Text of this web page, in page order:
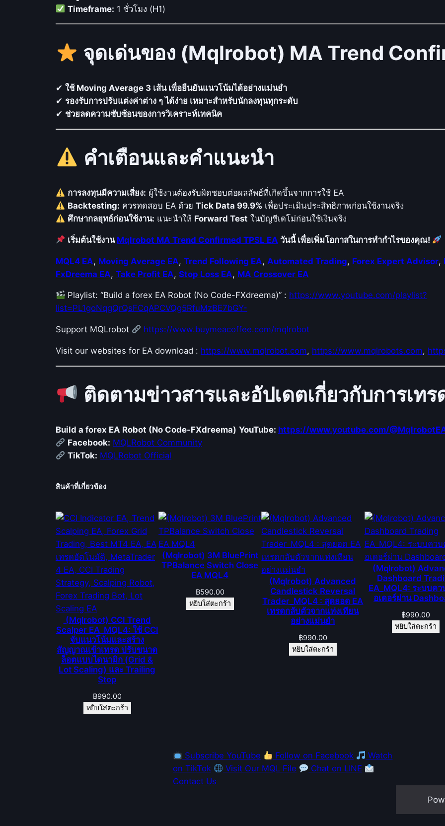
Timeframe: 1 ชั่วโมง (H1)
จุดเด่นของ (Mqlrobot) MA Trend
✔ ใช้ Moving Average 3 เส้น เพื่อยืนยันแนวโน้มได้อย่างแม่นยำ
✔ รองรับการปรับแต่งค่าต่าง ๆ ได้ง่าย เหมาะสำหรับนักลงทุนทุกระดับ
✔ ช่วยลดความซับซ้อนของการวิเคราะห์เทคนิค
คำเตือนและคำแนะนำ
การลงทุนมีความเสี่ยง: ผู้ใช้งานต้องรับผิดชอบต่อผลลัพธ์ที่เกิดขึ้นจากการใช้ EA
Backtesting: ควรทดสอบ EA ด้วยTick Data 99.9% เพื่อประเมินประสิทธิภาพก่อนใช้งานจริง
ศึกษากลยุทธ์ก่อนใช้งาน: แนะนำให้ Forward Test ในบัญชีเดโม่ก่อนใช้เงินจริง
เริ่มต้นใช้งาน Mqlrobot MA Trend Confirmed TPSL EA วันนี้ เพื่อเพิ่มโอกาสในการทำกำไรของคุณ!
MQL4 EA, Moving Average EA, Trend Following EA, Automated Trading, Forex Expert Advisor,
FxDreema EA, Take Profit EA, Stop Loss EA, MA Crossover EA
Playlist: “Build a forex EA Robot (No Code-FXdreema)” : https://www.youtube.com/playlist?
list=PL1goNqgQrQsFCqAPCVQg5RfuMzBE7bGY-
Support MQLrobot https://www.buymeacoffee.com/mqlrobot
Visit our websites for EA download : https://www.mqlrobot.com, https://www.mqlrobots.com,
ติดตามข่าวสารและอัปเดตเกี่ยวกับการเท
Build a forex EA Robot (No Code-FXdreema) YouTube: https://www.youtube.com/
Facebook: MQLRobot Community
TikTok: MQLRobot Official
สินค้าที่เกี่ยวข้อง
(Mqlrobot) CCI Trend
Scalper EA_MQL4: ใช้ CCI
จับแนวโน้มและสร้าง
สัญญาณเข้าเทรด ปรับขนาด
ล็อตแบบไดนามิก (Grid &
Lot Scaling) และ Trailing
Stop
฿990.00
หยิบใส่ตะกร้า
(Mqlrobot) 3M BluePrint
TPBalance Switch Close
EA MQL4
฿590.00
หยิบใส่ตะกร้า
(Mqlrobot) Advanced
Candlestick Reversal
Trader_MQL4 : สุดยอด EA
เทรดกลับตัวจากแท่งเทียน
อย่างแม่นยำ
฿990.00
หยิบใส่ตะกร้า
(Mqlrobot)
Dashboard
EA_MQL4: ระบบค
อเดอร์ผ่าน
฿990.00
หยิบใส่ตะกร้า
Subscribe YouTube Follow on Facebook
Watch
on TikTok
Visit Our MQL File
Chat on LINE
Contact Us